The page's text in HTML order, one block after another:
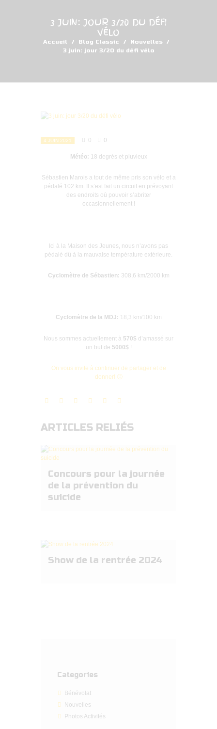
3 JUIN: JOUR 3/20 DU DÉFI
VÉLO
Accueil Blog Classic
Nouvelles
3 juin: jour 3/20 du défi vélo
4 JUIN 2021 0 0
Météo: 18 degrés et pluvieux
Sébastien Marois a tout de même pris son vélo et a
pédalé 102 km. Il s’est fait un circuit en prévoyant
des endroits où pouvoir s’abriter
occasionnellement !
Ici à la Maison des Jeunes, nous n’avons pas
pédalé dû à la mauvaise température extérieure.
Cyclomètre de Sébastien: 308,6 km/2000 km
Cyclomètre de la MDJ: 18,3 km/100 km
Nous sommes actuellement à 570$ d’amassé sur
un but de 5000$ !
On vous invite à continuer de partager et de
donner! 🙂
ARTICLES RELIÉS
Concours pour la journée
de la prévention du
suicide
Show de la rentrée 2024
Categories
Bénévolat
Nouvelles
Photos Activités